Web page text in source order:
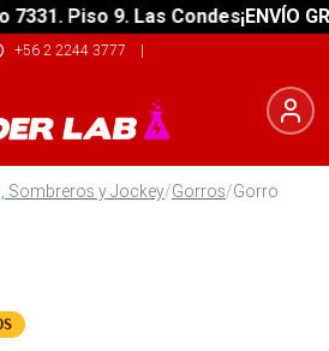
Piso 9. Las Condes¡ENVÍO
+56 2 2244 3777 |
Sombreros y Jockey/Gorros/Gorro